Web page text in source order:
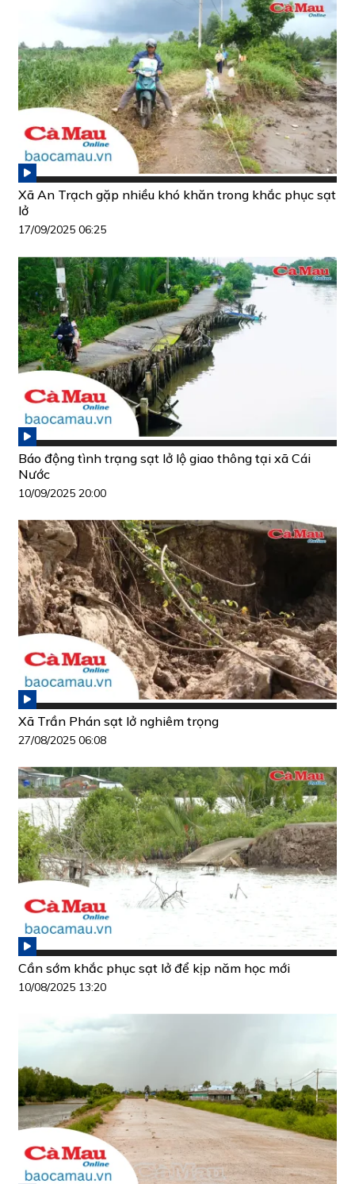
Xã An Trạch gặp nhiều khó khăn trong khắc phục sạt
lở
17/09/2025 06:25
Báo động tình trạng sạt lở lộ giao thông tại xã Cái
Nước
10/09/2025 20:00
Xã Trần Phán sạt lở nghiêm trọng
27/08/2025 06:08
Cần sớm khắc phục sạt lở để kịp năm học mới
10/08/2025 13:20